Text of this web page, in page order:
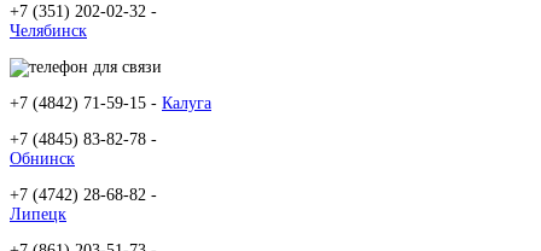
+7 (351) 202-02-32 -
Челябинск
+7 (4842) 71-59-15 - Калуга
+7 (4845) 83-82-78 -
Обнинск
+7 (4742) 28-68-82 -
Липецк